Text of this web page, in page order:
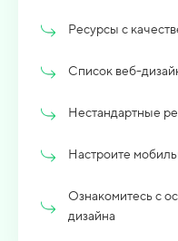
Ресурсы с
Список веб-
Нестандартные
Настроите
Ознакомитесь с
дизайна